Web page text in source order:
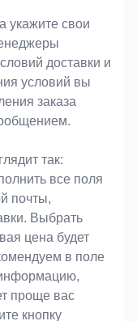
укажите свои
доставки и
условий вы
заказа
так:
все поля
почты,
Выбрать
цена будет
в поле
информацию,
проще вас
кнопку